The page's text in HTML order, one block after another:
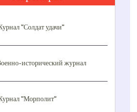
"Солдат удачи"
исторический журнал
"Морполит"